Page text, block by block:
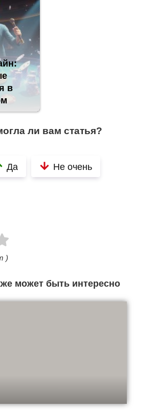
в
ли вам статья?
Да Не очень
)
может быть интересно